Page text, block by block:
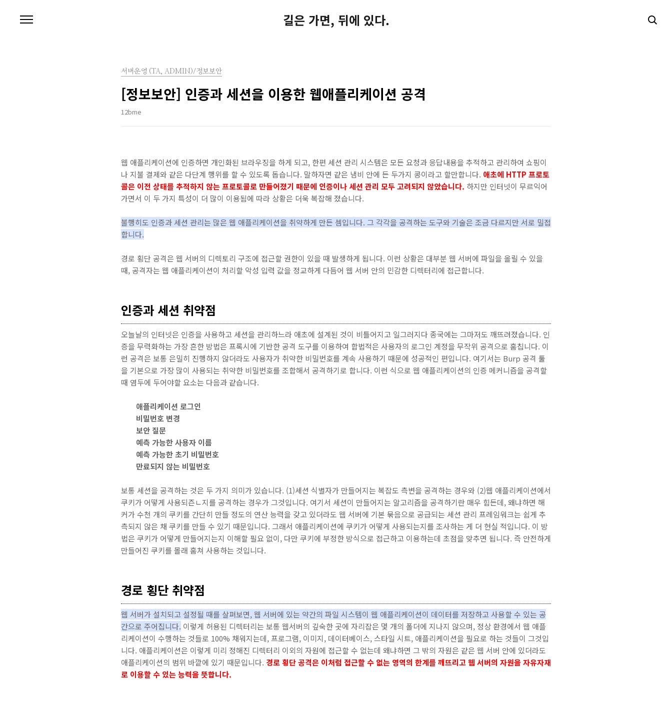
길은 가면, 뒤에 있다.
서버운영 (TA, ADMIN)/정보보안
[정보보안] 인증과 세션을 이용한 웹애플리케이션 공격
12bme
웹 애플리케이션에 인증하면 개인화된 브라우징을 하게 되고, 한편 세션 관리 시스템은 모든 요청과 응답내용을 추적하고 관리하여 쇼핑이
나 지불 결제와 같은 다단계 행위를 할 수 있도록 돕습니다. 말하자면 같은 냄비 안에 든 두가지 콩이라고 할만합니다. 애초에 HTTP 프로토
콜은 이전 상태를 추적하지 않는 프로토콜로 만들어졌기 때문에 인증이나 세션 관리 모두 고려되지 않았습니다. 하지만 인터넷이 무르익어
가면서 이 두 가지 특성이 더 많이 이용됨에 따라 상황은 더욱 복잡해 졌습니다.
불행히도 인증과 세션 관리는 많은 웹 애플리케이션을 취약하게 만든 셈입니다. 그 각각을 공격하는 도구와 기술은 조금 다르지만 서로 밀접
합니다.
경로 횡단 공격은 웹 서버의 디렉토리 구조에 접근할 권한이 있을 때 발생하게 됩니다. 이런 상황은 대부분 웹 서버에 파일을 올릴 수 있을
때, 공격자는 웹 애플리케이션이 처리할 악성 입력 값을 정교하게 다듬어 웹 서버 안의 민감한 디렉터리에 접근합니다.
인증과 세션 취약점
오늘날의 인터넷은 인증을 사용하고 세션을 관리하느라 애초에 설계된 것이 비틀어지고 일그러지다 종국에는 그마저도 깨뜨려졌습니다. 인
증을 무력화하는 가장 흔한 방법은 프록시에 기반한 공격 도구를 이용하여 합법적은 사용자의 로그인 계정을 무작위 공격으로 훔칩니다. 이
런 공격은 보통 은밀히 진행하지 않더라도 사용자가 취약한 비밀번호를 계속 사용하기 때문에 성공적인 편입니다. 여기서는 Burp 공격 툴
을 기본으로 가장 많이 사용되는 취약한 비밀번호를 조합해서 공격하기로 합니다. 이런 식으로 웹 애플리케이션의 인증 메커니즘을 공격할
때 염두에 두어야할 요소는 다음과 같습니다.
애플리케이션 로그인
비밀번호 변경
보안 질문
예측 가능한 사용자 이름
예측 가능한 초기 비밀번호
만료되지 않는 비밀번호
보통 세션을 공격하는 것은 두 가지 의미가 있습니다. (1)세션 식별자가 만들어지는 복잡도 측변을 공격하는 경우와 (2)웹 애플리케이션에서
쿠키가 어떻게 사용되즌ㄴ지를 공격하는 경우가 그것입니다. 여기서 세션이 만들어지는 알고리즘을 공격하기란 매우 힘든데, 왜냐하면 해
커가 수천 개의 쿠키를 간단히 만들 정도의 연산 능력을 갖고 있더라도 웹 서버에 기본 묶음으로 공급되는 세션 관리 프레임워크는 쉽게 추
측되지 않은 채 쿠키를 만들 수 있기 때문입니다. 그래서 애플리케이션에 쿠키가 어떻게 사용되는지를 조사하는 게 더 현실 적입니다. 이 방
법은 쿠키가 어떻게 만들어지는지 이해할 필요 없이, 다만 쿠키에 부정한 방식으로 접근하고 이용하는데 초점을 맞추면 됩니다. 즉 안전하게
만들어진 쿠키를 몰래 훔쳐 사용하는 것입니다.
경로 횡단 취약점
웹 서버가 설치되고 설정될 때를 살펴보면, 웹 서버에 있는 약간의 파일 시스템이 웹 애플리케이션이 데이터를 저장하고 사용할 수 있는 공
간으로 주어집니다. 이렇게 허용된 디렉터리는 보통 웹서버의 깊숙한 곳에 자리잡은 몇 개의 폴더에 지나지 않으며, 정상 환경에서 웹 애플
리케이션이 수행하는 것들로 100% 채워지는데, 프로그램, 이미지, 데이터베이스, 스타일 시트, 애플리케이션을 필요로 하는 것들이 그것입
니다. 애플리케이션은 이렇게 미리 정해진 디렉터리 이외의 자원에 접근할 수 없는데 왜냐하면 그 밖의 자원은 같은 웹 서버 안에 있더라도
애플리케이션의 범위 바깥에 있기 때문입니다. 경로 횡단 공격은 이처럼 접근할 수 없는 영역의 한계를 깨뜨리고 웹 서버의 자원을 자유자재
로 이용할 수 있는 능력을 뜻합니다.